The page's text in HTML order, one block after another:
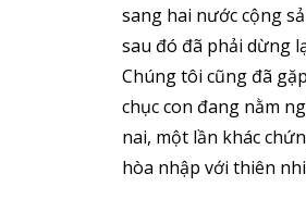
sang hai nước cộng
sau đó đã phải dừng
Chúng tôi cũng đã
chục con đang nằm
nai, một lần khác
hòa nhập với thiên